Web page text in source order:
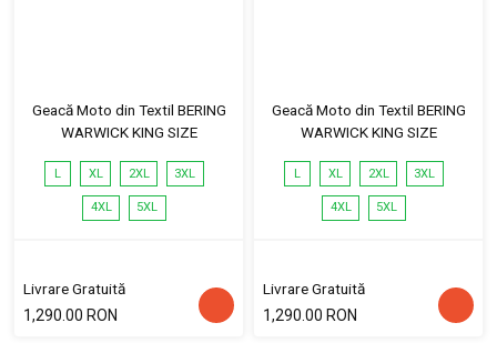
Geacă Moto din Textil BERING
WARWICK KING SIZE
L XL 2XL 3XL
4XL 5XL
Livrare Gratuită
1,290.00 RON
Geacă Moto din Textil BERING
WARWICK KING SIZE
L XL 2XL 3XL
4XL 5XL
Livrare Gratuită
1,290.00 RON